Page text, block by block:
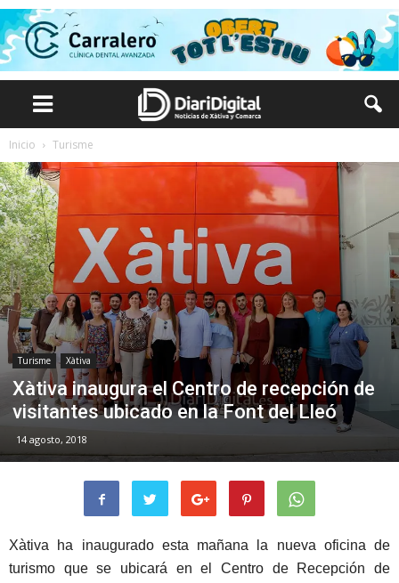
Inicio Turisme
Turisme Xàtiva
Xàtiva inaugura el Centro de recepción de
visitantes ubicado en la Font del Lleó
14 agosto, 2018
Xàtiva ha inaugurado esta mañana la nueva oficina de
turismo que se ubicará en el Centro de Recepción de